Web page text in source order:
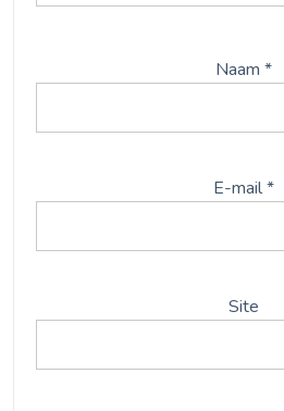
Naam *
E-mail*
Site